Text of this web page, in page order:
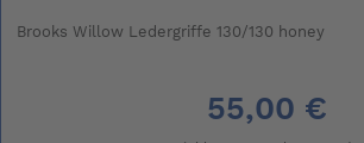
Brooks Willow Ledergriffe 130/130 honey
55,00 €